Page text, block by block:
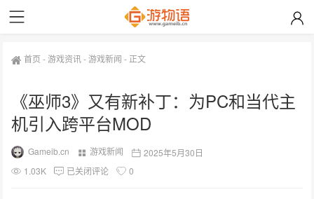
首页 -游戏资讯-游戏新闻 - 正文
《巫师3》又有新补丁：为PC和当代主
机引入跨平台MOD
Gameib.cn 游戏新闻
2025年5月30日
1.03K
已关闭评论 0